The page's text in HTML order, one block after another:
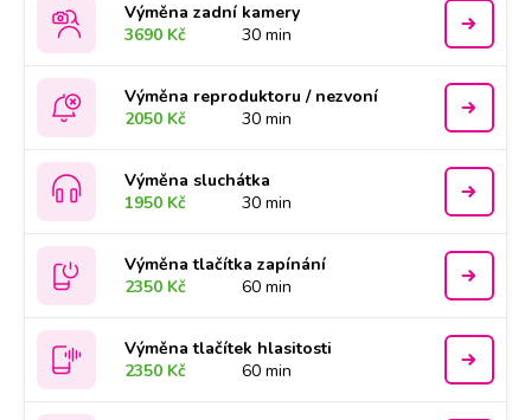
Výměna zadní kamery
3690 Kč
30 min
Výměna reproduktoru / nezvoní
2050 Kč
30 min
Výměna sluchátka
1950 Kč
30 min
Výměna tlačítka zapínání
2350 Kč
60 min
Výměna tlačítek hlasitosti
2350 Kč
60 min